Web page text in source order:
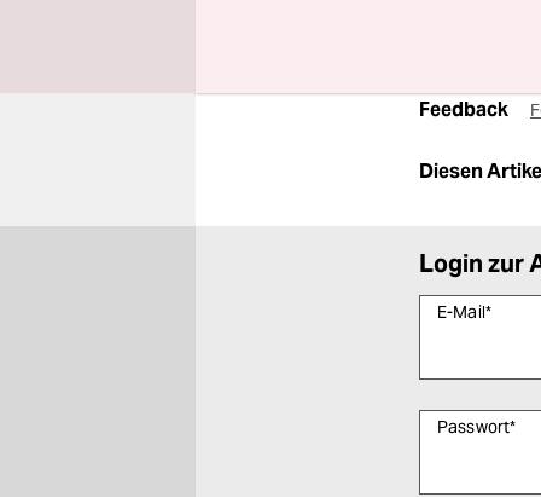
Feedback
Diesen
Login zur
E-Mail*
Passwort*